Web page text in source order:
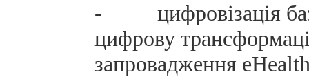
- цифровізація
цифрову
запровадження